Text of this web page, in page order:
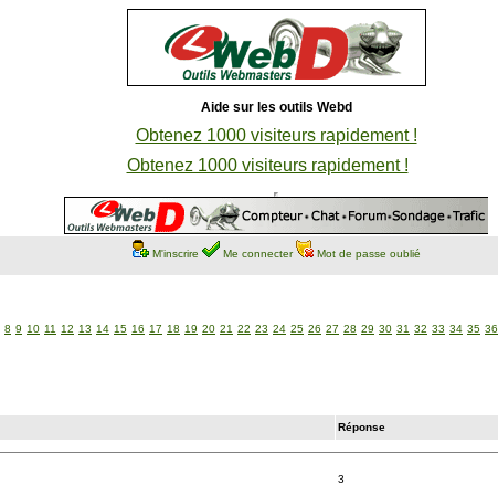
Aide sur les outils Webd
Obtenez 1000 visiteurs rapidement !
Obtenez 1000 visiteurs rapidement !
M'inscrire Me connecter Mot de passe oublié
8 9 10 11 12 13 14 15 16 17 18 19 20 21 22 23 24 25 26 27 28 29 30 31 32 33 34 35 36
Réponse
3